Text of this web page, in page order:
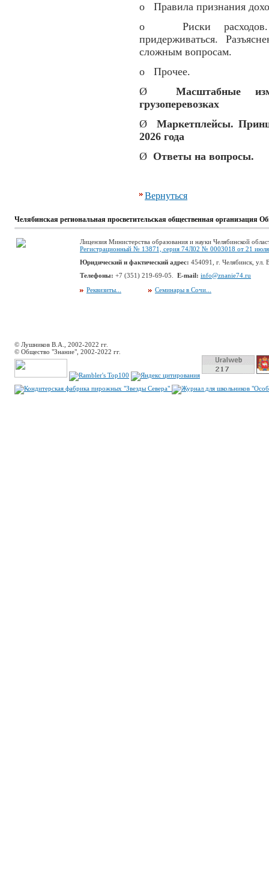
o Правила признания
o Риски расходов.
придерживаться.
сложным вопросам.
o Прочее.
ØМасштабные
грузоперевозках
Ø Маркетплейсы.
2026 года
Ø Ответы на вопросы.
Вернуться
Челябинская региональная просветительская общественная организация
Лицензия Министерства образования и науки Челябинской
Регистрационный № 13871, серия 74Л02 № 0003018 от 21
Юридический и фактический адрес: 454091, г. Челябинск, ул.
Телефоны: +7 (351) 219-69-05. E-mail: info@znanie74.ru
Реквизиты...
Семинары в Сочи...
© Лушников В.А., 2002-2022 гг.
© Общество "Знание", 2002-2022 гг.